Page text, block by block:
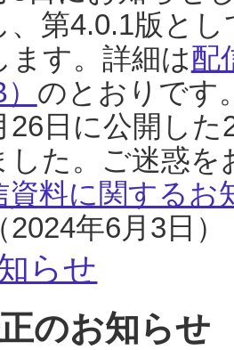
、第4.0.1版と
ます。詳細は配
のとおりです
26日に公開し
した。ご迷惑
資料に関するお
年6月3日）
らせ
のお知らせ